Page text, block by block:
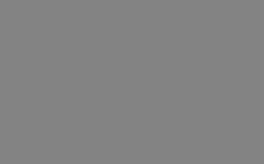
λόγω ιστότοπο.
και
ότι οι
συνδεδεμένοι
είναι